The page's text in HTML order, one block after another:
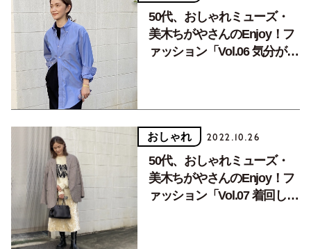
50代、おしゃれミューズ・
美木ちがやさんのEnjoy！フ
ァッション「Vol.06 気分が上
おしゃれ 2022.10.26
50代、おしゃれミューズ・
美木ちがやさんのEnjoy！フ
ァッション「Vol.07 着回し力